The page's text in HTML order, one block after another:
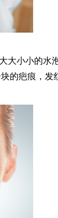
小小的
的疤痕，发